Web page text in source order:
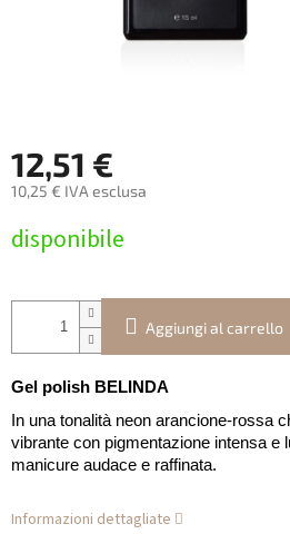
12,51 €
10,25 € IVA esclusa
della
disponibile
Aggiungi al carrello
Gel polish BELINDA
In una tonalità neon arancione-rossa
vibrante con pigmentazione intensa e
manicure audace e raffinata.
Informazioni dettagliate